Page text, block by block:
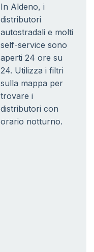
In Aldeno, i
distributori
autostradali e molti
self-service sono
aperti 24 ore su
24. Utilizza i filtri
sulla mappa per
trovare i
distributori con
orario notturno.